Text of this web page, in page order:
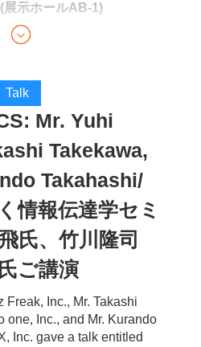
展示ホールAB-1)
ードバックによる大規模
聞社)、川畑 輝 (朝日新聞
新聞社)、田森 秀明 (朝日
東京科学大学)、乾 健太郎
理化学研究所)
ルの抽象推論におけるボ
学)、青木 洋一 (東北大学/
いつみ (東北大学/理化学
)、坂口 慶祐 (東北大学/理
ョン5 2026年6月10日(水)
Talk
Mr. Yuhi
Takekawa,
Takahashi/
情報伝達学セミ
氏、竹川隆司
ご講演
Freak, Inc., Mr. Takashi
one, Inc., and Mr. Kurando
Inc. gave a talk entitled